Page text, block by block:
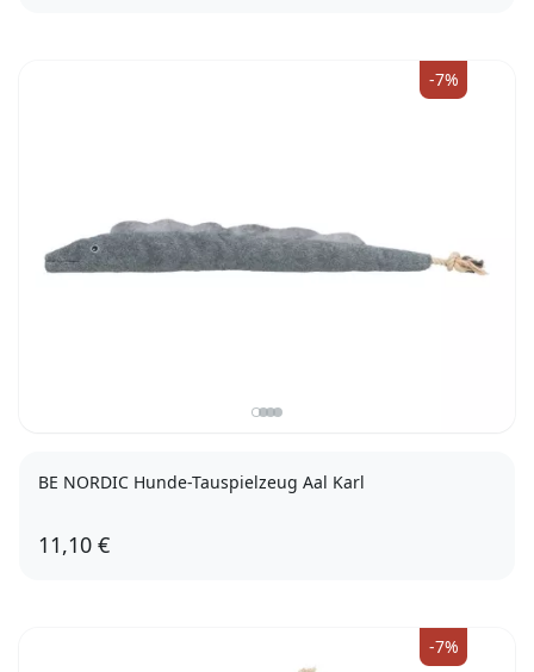
-7%
BE NORDIC Hunde-Tauspielzeug Aal Karl
11,10 €
-7%